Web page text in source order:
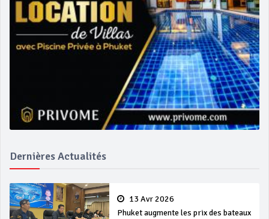
Dernières Actualités
13 Avr 2026
Phuket augmente les prix des bateaux